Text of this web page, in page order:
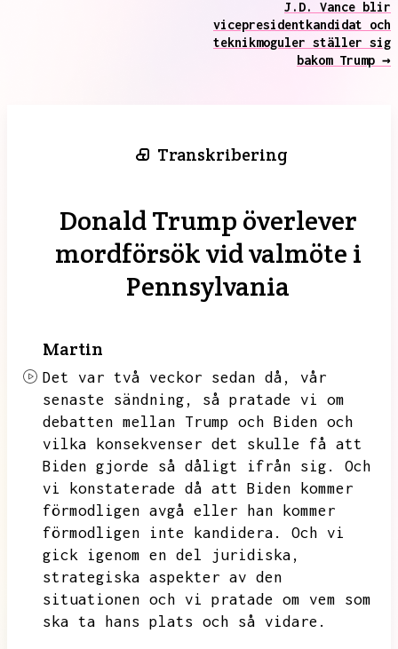
J.D. Vance blir
vicepresidentkandidat och
teknikmoguler ställer sig
bakom Trump →
Transkribering
Donald Trump överlever
mordförsök vid valmöte i
Pennsylvania
Martin
Det var två veckor sedan då,
vår
senaste sändning,
så pratade vi om
debatten mellan Trump och Biden och
vilka konsekvenser det skulle få att
Biden gjorde så dåligt ifrån sig.
Och
vi konstaterade då att Biden kommer
förmodligen avgå eller han kommer
förmodligen inte kandidera.
Och vi
gick igenom en del juridiska,
strategiska aspekter av den
situationen och vi pratade om vem som
ska ta hans plats och så vidare.